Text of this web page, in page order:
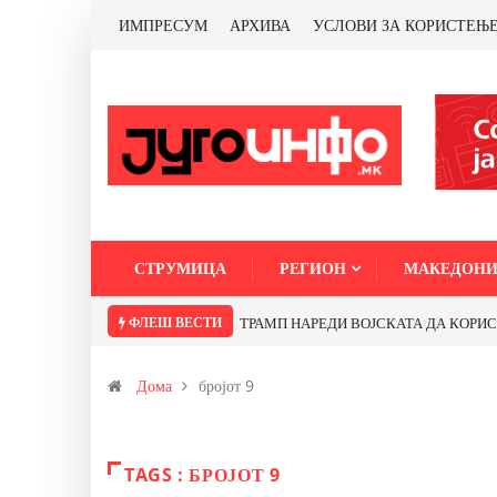
ИМПРЕСУМ АРХИВА УСЛОВИ ЗА
СТРУМИЦА РЕГИОН
ФЛЕШ ВЕСТИ ТРАМП НАРЕДИ ВОЈСКАТА ДА
Дома бројот 9
TAGS : БРОЈОТ 9